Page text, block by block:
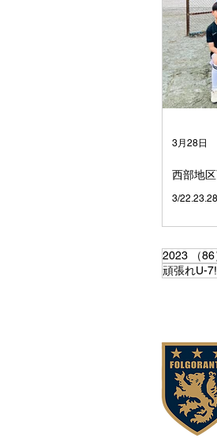
りもした
つ仲間が
しそうに
て、 とて
思ってい
て、 いろ
別々の場
ーを通じ
た💪 試合
西部地
3/
3月28日
2023 （86
頑張れU-7!